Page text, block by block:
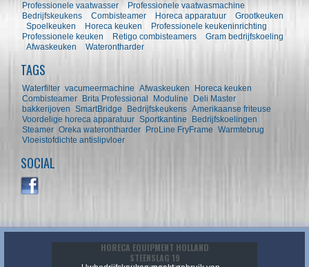
Professionele vaatwasser
Professionele vaatwasmachine
Bedrijfskeukens
Combisteamer Horeca apparatuur
Grootkeuken
Spoelkeuken
Horeca keuken
Professionele keukeninrichting
Professionele keuken
Retigo combisteamers
Gram bedrijfskoeling
Afwaskeuken
Waterontharder
TAGS
Waterfilter vacumeermachine Afwaskeuken
Horeca keuken
Combisteamer
Brita Professional Moduline
Deli Master
bakkerijoven SmartBridge Bedrijfskeukens Amerikaanse friteuse
Voordelige horeca apparatuur Sportkantine
Bedrijfskoelingen
Steamer Oreka waterontharder ProLine FryFrame Warmtebrug
Vloeistofdichte antislipvloer
SOCIAL
HORECA EQUIPMENT HOLLAND
STEENSLAG 19